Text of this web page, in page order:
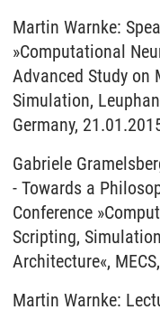
Martin Warnke:
»Computational
Advanced Study on
Simulation,
Germany,
Gabriele
- Towards a
Conference
Scripting,
Architecture«,
Martin Warnke: